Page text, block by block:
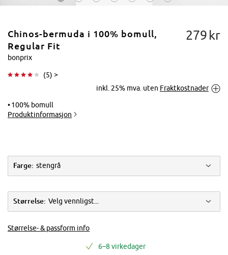
forstørre
Chinos-bermuda i 100% bomull,
Regular Fit
bonprix
(5) >
279 kr
inkl. 25% mva. uten Fraktkostnader
100% bomull
Produktinformasjon
Farge: stengrå
Størrelse: Velg vennligst...
Størrelse- & passform info
6–8 virkedager